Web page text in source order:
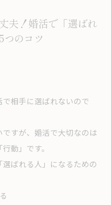
夫！婚活で「選ばれ
つのコツ
で相手に選ばれないので
すが、婚活で大切なのは
動」です。
ばれる人」になるための